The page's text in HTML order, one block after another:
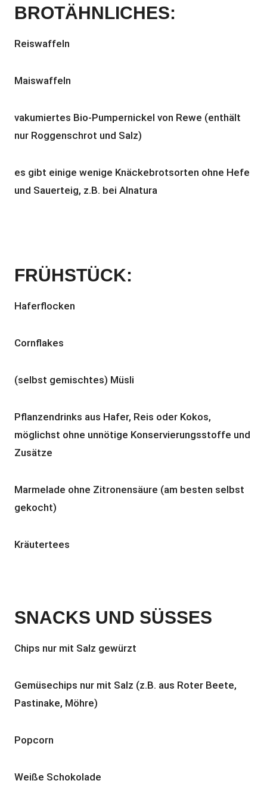
BROTÄHNLICHES:
Reiswaffeln
Maiswaffeln
vakumiertes Bio-Pumpernickel von Rewe (enthält
nur Roggenschrot und Salz)
es gibt einige wenige Knäckebrotsorten ohne Hefe
und Sauerteig, z.B. bei Alnatura
FRÜHSTÜCK:
Haferflocken
Cornflakes
(selbst gemischtes) Müsli
Pflanzendrinks aus Hafer, Reis oder Kokos,
möglichst ohne unnötige Konservierungsstoffe und
Zusätze
Marmelade ohne Zitronensäure (am besten selbst
gekocht)
Kräutertees
SNACKS UND SÜSSES
Chips nur mit Salz gewürzt
Gemüsechips nur mit Salz (z.B. aus Roter Beete,
Pastinake, Möhre)
Popcorn
Weiße Schokolade